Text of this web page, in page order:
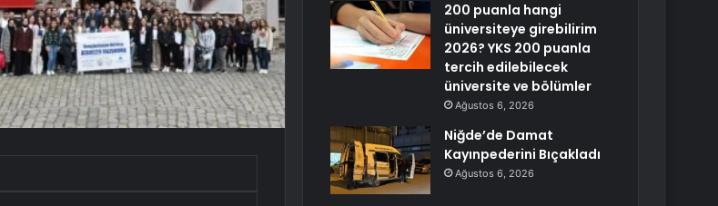
200 puanla hangi
üniversiteye girebilirim
2026? YKS 200 puanla
tercih edilebilecek
üniversite ve bölümler
Ağustos 6, 2026
Niğde’de Damat
Kayınpederini Bıçakladı
Ağustos 6, 2026